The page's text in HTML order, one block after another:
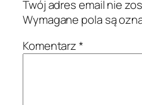
Twój adres email nie
Wymagane pola są
Komentarz*